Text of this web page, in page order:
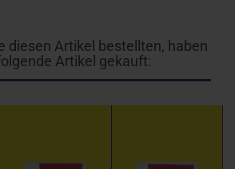
diesen Artikel bestellten, haben
Artikel gekauft: